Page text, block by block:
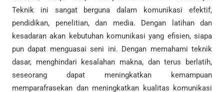
Teknik ini sangat berguna dalam komunikasi efektif,
pendidikan, penelitian, dan media. Dengan latihan dan
kesadaran akan kebutuhan komunikasi yang efisien, siapa
pun dapat menguasai seni ini. Dengan memahami teknik
dasar, menghindari kesalahan makna, dan terus berlatih,
seseorang dapat meningkatkan kemampuan
memparafrasekan dan meningkatkan kualitas komunikasi